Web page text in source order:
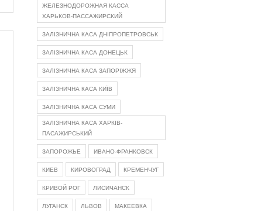
ЖЕЛЕЗНОДОРОЖНАЯ КАССА
ХАРЬКОВ-ПАССАЖИРСКИЙ
ЗАЛІЗНИЧНА КАСА ДНІПРОПЕТРОВСЬК
ЗАЛІЗНИЧНА КАСА ДОНЕЦЬК
ЗАЛІЗНИЧНА КАСА ЗАПОРІЖЖЯ
ЗАЛІЗНИЧНА КАСА КИЇВ
ЗАЛІЗНИЧНА КАСА СУМИ
ЗАЛІЗНИЧНА КАСА ХАРКІВ-
ПАСАЖИРСЬКИЙ
ЗАПОРОЖЬЕ ИВАНО-ФРАНКОВСК
КИЕВ КИРОВОГРАД КРЕМЕНЧУГ
КРИВОЙ РОГ ЛИСИЧАНСК
ЛУГАНСК ЛЬВОВ МАКЕЕВКА